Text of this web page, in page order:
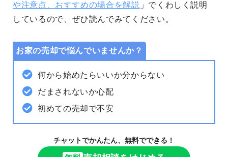
や注意点、おすすめの場合を解説 」でくわしく説明
しているので、ぜひ読んでみてください。
お家の売却で悩んでいませんか？
何から始めたらいいか分からない
だまされないか心配
初めての売却で不安
チャットでかんたん、無料でできる！